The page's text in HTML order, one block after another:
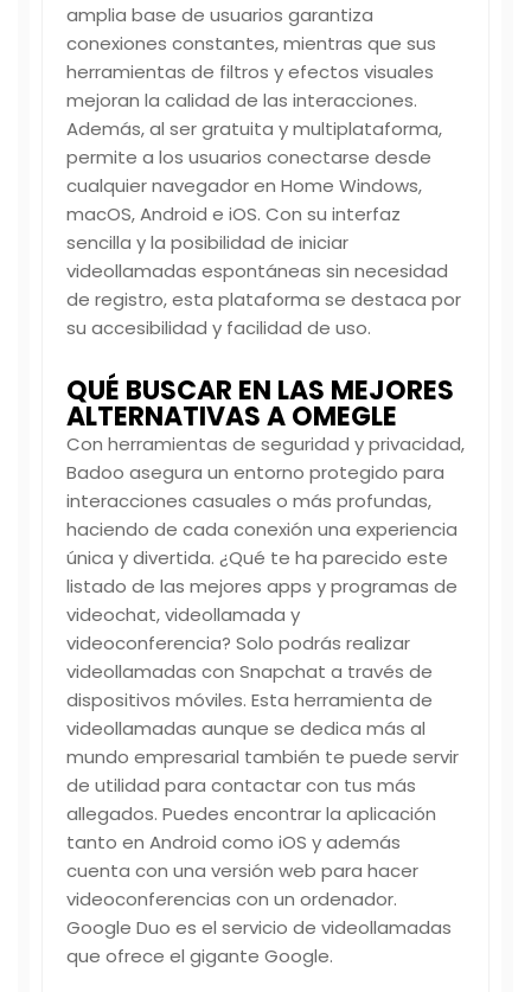
amplia base de usuarios garantiza
conexiones constantes, mientras que sus
herramientas de filtros y efectos visuales
mejoran la calidad de las interacciones.
Además, al ser gratuita y multiplataforma,
permite a los usuarios conectarse desde
cualquier navegador en Home Windows,
macOS, Android e iOS. Con su interfaz
sencilla y la posibilidad de iniciar
videollamadas espontáneas sin necesidad
de registro, esta plataforma se destaca por
su accesibilidad y facilidad de uso.
QUÉ BUSCAR EN LAS MEJORES
ALTERNATIVAS A OMEGLE
Con herramientas de seguridad y privacidad,
Badoo asegura un entorno protegido para
interacciones casuales o más profundas,
haciendo de cada conexión una experiencia
única y divertida. ¿Qué te ha parecido este
listado de las mejores apps y programas de
videochat, videollamada y
videoconferencia? Solo podrás realizar
videollamadas con Snapchat a través de
dispositivos móviles. Esta herramienta de
videollamadas aunque se dedica más al
mundo empresarial también te puede servir
de utilidad para contactar con tus más
allegados. Puedes encontrar la aplicación
tanto en Android como iOS y además
cuenta con una versión web para hacer
videoconferencias con un ordenador.
Google Duo es el servicio de videollamadas
que ofrece el gigante Google.